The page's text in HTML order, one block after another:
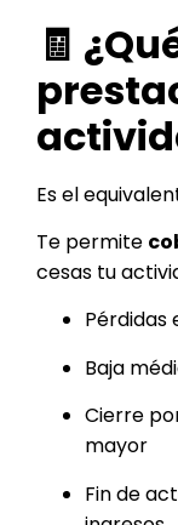
🧾
Es el
Te permite
cesas tu
Pérdidas
Baja
Cierre
mayor
Fin de